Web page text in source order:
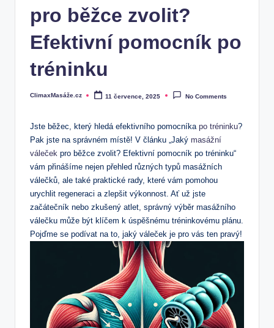
pro běžce zvolit?
Efektivní pomocník po
tréninku
Posted
ClimaxMasáže.cz 11 července, 2025 No Comments
Jste běžec, který hledá efektivního pomocníka po tréninku?
Pak jste na správném místě! V článku „Jaký masážní
váleček pro běžce zvolit? Efektivní pomocník po tréninku“
vám přinášíme nejen přehled různých typů masážních
válečků, ale také praktické rady, které vám pomohou
urychlit regeneraci a zlepšit výkonnost. Ať už jste
začátečník nebo zkušený atlet, správný výběr masážního
válečku může být klíčem k úspěšnému tréninkovému plánu.
Pojďme se podívat na to, jaký váleček je pro vás ten pravý!